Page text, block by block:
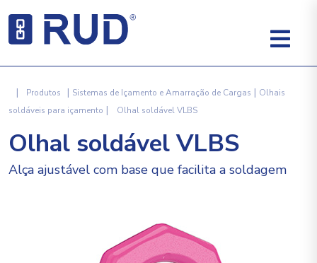
| Produtos | Sistemas de Içamento e Amarração de Cargas | Olhais
soldáveis para içamento | Olhal soldável VLBS
Olhal soldável VLBS
Alça ajustável com base que facilita a soldagem